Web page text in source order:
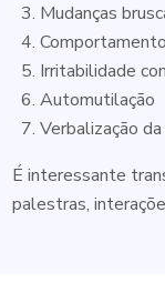
Mudanças
Irritabilidade
Automutilação
Verbalização
É interessante
palestras,